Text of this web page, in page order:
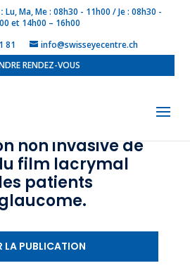
Lu, Ma, Me : 08h30 - 11h00 / Je : 08h30 -
et 14h00 – 16h00
81
info@swisseyecentre.ch
RENDEZ-VOUS
surface oculaire
non invasive de
film lacrymal
patients
LA PUBLICATION